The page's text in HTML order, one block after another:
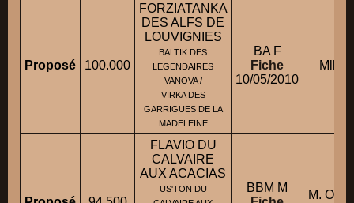
Proposé 100.000
FORZIATANKA
DES ALFS DE
LOUVIGNIES
BALTIK DES
LEGENDAIRES
VANOVA /
VIRKA DES
GARRIGUES DE LA
MADELEINE
BA F
Fiche
10/05/2010
Mlle
FLAVIO DU
CALVAIRE
AUX ACACIAS
US'TON DU
BBM M
M.